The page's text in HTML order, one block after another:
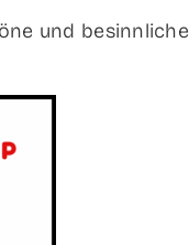
und besinn­li­che